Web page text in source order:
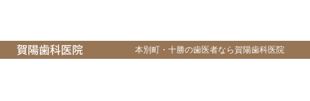
本別町・十勝の歯医者なら賀陽歯科医院